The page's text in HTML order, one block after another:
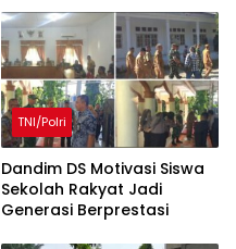
Pangkalan dan
Pengabdian Prajurit
kepada Rakyat
TNI/Polri
Dandim DS Motivasi Siswa
Sekolah Rakyat Jadi
Generasi Berprestasi